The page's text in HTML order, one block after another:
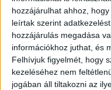
hozzájárulhat ahhoz,
leírtak szerint
hozzájárulás megadása
információkhoz juthat, és
Felhívjuk figyelmét, hogy
kezeléséhez nem
jogában áll tiltakozni az
[Apponyi Rudolf]
London, 1871. január 14.
18 000 Ft